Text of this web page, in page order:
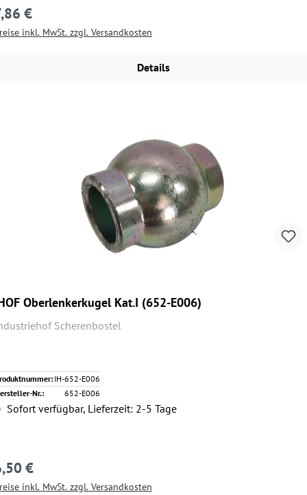
Preis:
€
inkl. MwSt. zzgl. Versandkosten
Details
Oberlenkerkugel Kat.I (652-E006)
Scherenbostel
IH-652-E006
Nr.:
652-E006
Sofort verfügbar, Lieferzeit: 2-5 Tage
Preis:
€
inkl. MwSt. zzgl. Versandkosten